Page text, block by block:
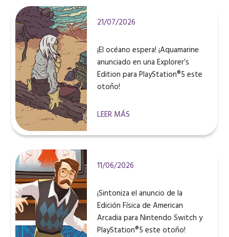
21/07/2026
¡El océano espera! ¡Aquamarine
anunciado en una Explorer’s
Edition para PlayStation®5 este
otoño!
LEER MÁS
11/06/2026
¡Sintoniza el anuncio de la
Edición Física de American
Arcadia para Nintendo Switch y
PlayStation®5 este otoño!